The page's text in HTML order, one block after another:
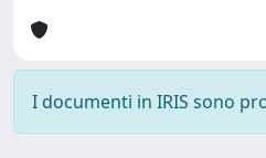
I documenti in IRIS sono